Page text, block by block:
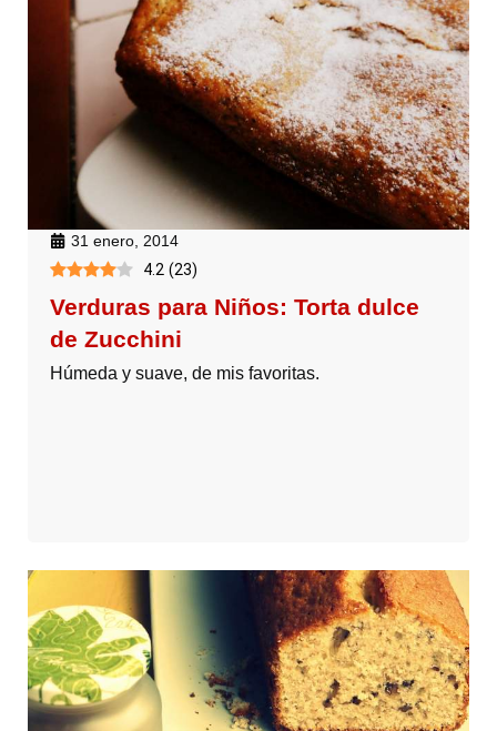
31 enero, 2014
4.2 (23)
Verduras para Niños: Torta dulce
de Zucchini
Húmeda y suave, de mis favoritas.